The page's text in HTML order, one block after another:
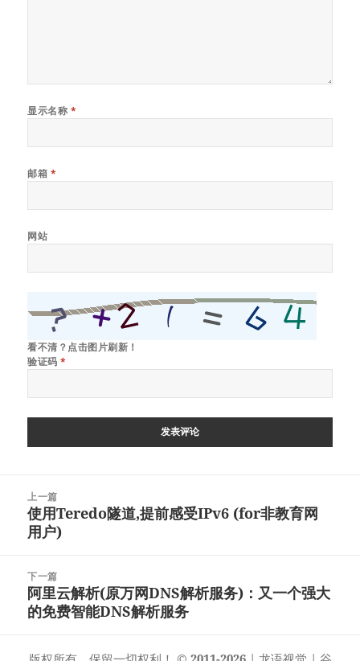
显示名称 *
邮箱 *
网站
看不清？点击图片刷新！
验证码*
上一篇
上
篇
章：
使用Teredo隧道,提前感受IPv6 (for非教育网
用户)
下一篇
下
篇
章：
阿里云解析(原万网DNS解析服务)：又一个强大
的免费智能DNS解析服务